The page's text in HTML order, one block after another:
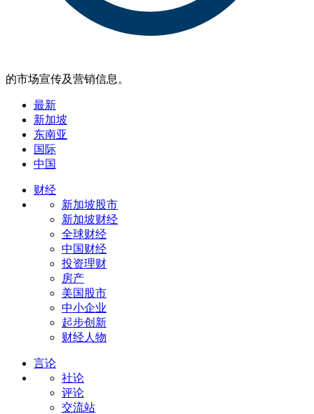
的市场宣传及营销信息。
最新
新加坡
东南亚
国际
中国
财经
新加坡股市
新加坡财经
全球财经
中国财经
投资理财
房产
美国股市
中小企业
起步创新
财经人物
言论
社论
评论
交流站